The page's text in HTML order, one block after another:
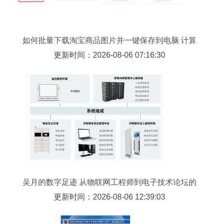
如何批量下载淘宝商品图片并一键保存到电脑 计算
机网络工程视角的解决方案
更新时间：2026-08-06 07:16:30
吴月的数字足迹 从物联网工程师到电子技术论坛的
领航者
更新时间：2026-08-06 12:39:03